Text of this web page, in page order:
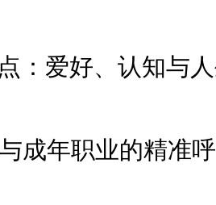
：爱好、认知与
成年职业的精准